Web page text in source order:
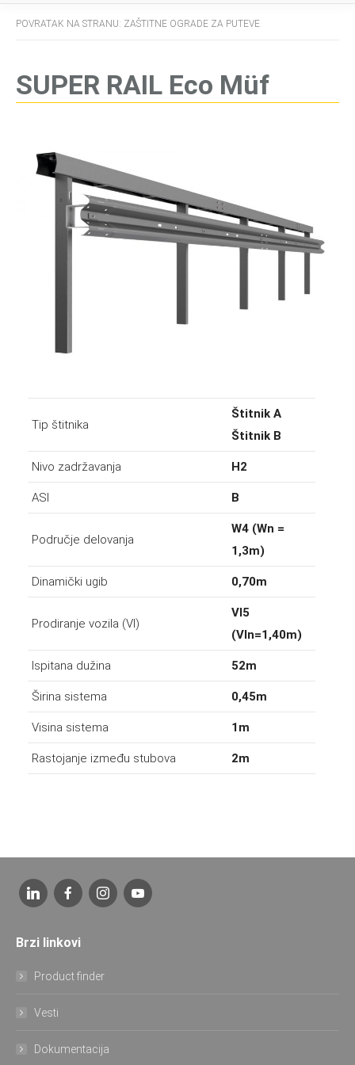
POVRATAK NA STRANU: ZAŠTITNE OGRADE ZA PUTEVE
SUPER RAIL Eco Müf
Tip štitnika
Štitnik A
Štitnik B
Nivo zadržavanja H2
ASI B
Područje delovanja
W4 (Wn =
1,3m)
Dinamički ugib 0,70m
Prodiranje vozila (VI)
VI5
(VIn=1,40m)
Ispitana dužina 52m
Širina sistema 0,45m
Visina sistema 1m
Rastojanje između stubova 2m
Brzi linkovi
Product finder
Vesti
Dokumentacija